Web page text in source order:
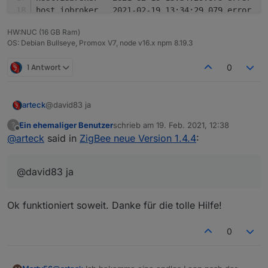
HW:NUC (16 GB Ram)
OS: Debian Bullseye, Promox V7, node v16.x npm 8.19.3
1 Antwort 0
arteck@david83 ja
?
Offline
Ein ehemaliger Benutzerschrieb am 19. Feb. 2021, 12:38
zuletzt editiert von
@arteck said in ZigBee neue Version 1.4.4:
@david83 ja
Ok funktioniert soweit. Danke für die tolle Hilfe!
0